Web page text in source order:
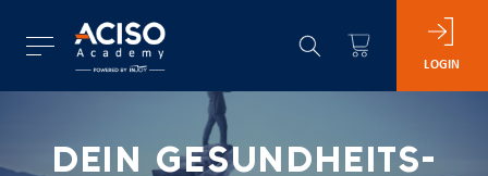
LOGIN
DEIN GESUNDHEITS-